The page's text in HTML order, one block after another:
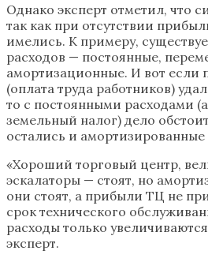
Однако эксперт отметил, что
так как при отсутствии
имелись. К примеру,
расходов — постоянные,
амортизационные. И вот если
(оплата труда работников)
то с постоянными расходами
земельный налог) дело
остались и амортизированные
«Хороший торговый центр,
эскалаторы — стоят, но
они стоят, а прибыли ТЦ не
срок технического
расходы только
эксперт.